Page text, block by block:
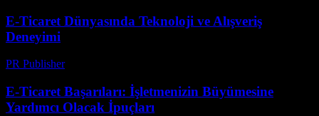
E-Ticaret Dünyasında Teknoloji ve Alışveriş
Deneyimi
PR Publisher-
E-Ticaret Başarıları: İşletmenizin Büyümesine
Yardımcı Olacak İpuçları